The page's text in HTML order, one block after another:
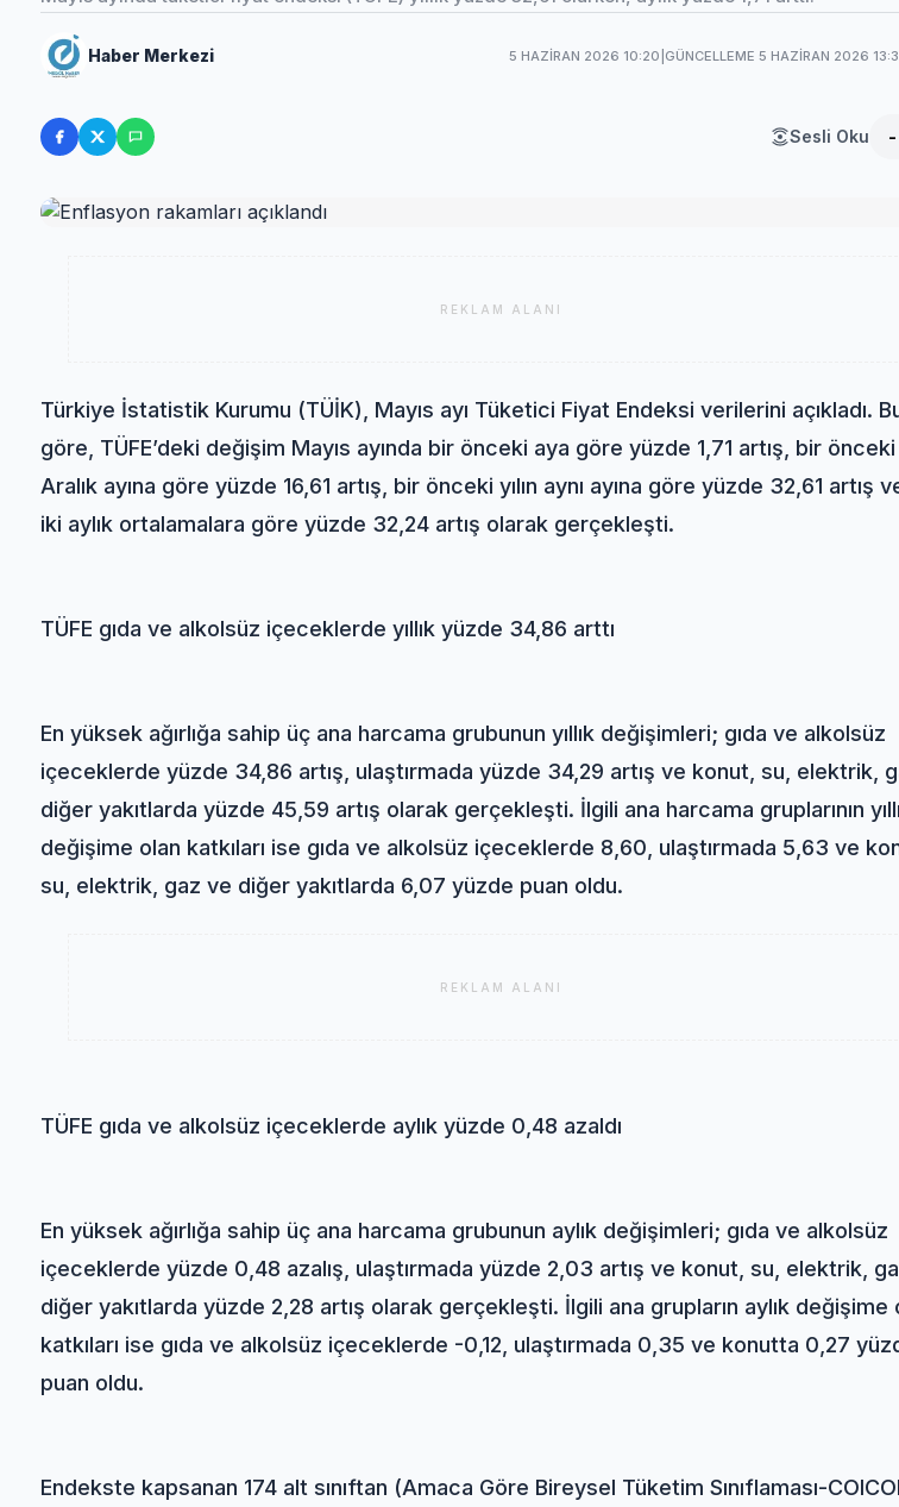
Haber Merkezi 5 HAZIRAN 2026 10:20 GÜNCELLEME 5 HAZIRAN 2026
Sesli Oku -
REKLAM ALANI
Türkiye İstatistik Kurumu (TÜİK), Mayıs ayı Tüketici Fiyat Endeksi verilerini açıkladı.
göre, TÜFE’deki değişim Mayıs ayında bir önceki aya göre yüzde 1,71 artış, bir önceki
Aralık ayına göre yüzde 16,61 artış, bir önceki yılın aynı ayına göre yüzde 32,61 artış
iki aylık ortalamalara göre yüzde 32,24 artış olarak gerçekleşti.
TÜFE gıda ve alkolsüz içeceklerde yıllık yüzde 34,86 arttı
En yüksek ağırlığa sahip üç ana harcama grubunun yıllık değişimleri; gıda ve alkolsüz
içeceklerde yüzde 34,86 artış, ulaştırmada yüzde 34,29 artış ve konut, su, elektrik,
diğer yakıtlarda yüzde 45,59 artış olarak gerçekleşti. İlgili ana harcama gruplarının
değişime olan katkıları ise gıda ve alkolsüz içeceklerde 8,60, ulaştırmada 5,63 ve
su, elektrik, gaz ve diğer yakıtlarda 6,07 yüzde puan oldu.
REKLAM ALANI
TÜFE gıda ve alkolsüz içeceklerde aylık yüzde 0,48 azaldı
En yüksek ağırlığa sahip üç ana harcama grubunun aylık değişimleri; gıda ve alkolsüz
içeceklerde yüzde 0,48 azalış, ulaştırmada yüzde 2,03 artış ve konut, su, elektrik,
diğer yakıtlarda yüzde 2,28 artış olarak gerçekleşti. İlgili ana grupların aylık değişime
katkıları ise gıda ve alkolsüz içeceklerde -0,12, ulaştırmada 0,35 ve konutta 0,27
puan oldu.
Endekste kapsanan 174 alt sınıftan (Amaca Göre Bireysel Tüketim Sınıflaması-